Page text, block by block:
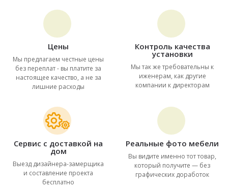
Цены
Мы предлагаем честные цены
без переплат - вы платите за
настоящее качество, а не за
лишние расходы
Контроль качества
установки
Мы так же требовательны к
иженерам, как другие
компании к директорам
Сервис с доставкой на
дом
Выезд дизайнера-замерщика
и составление проекта
бесплатно
Реальные фото мебели
Вы видите именно тот товар,
который получите — без
графических доработок